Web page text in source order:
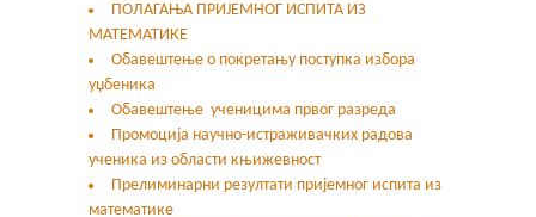
ПОЛАГАЊА ПРИЈЕМНОГ ИСПИТА ИЗ
МАТЕМАТИКЕ
Обавештење о покретању поступка избора
уџбеника
Обавештење ученицима првог разреда
Промоција научно-истраживачких радова
ученика из области књижевност
Прелиминарни резултати пријемног испита из
математике